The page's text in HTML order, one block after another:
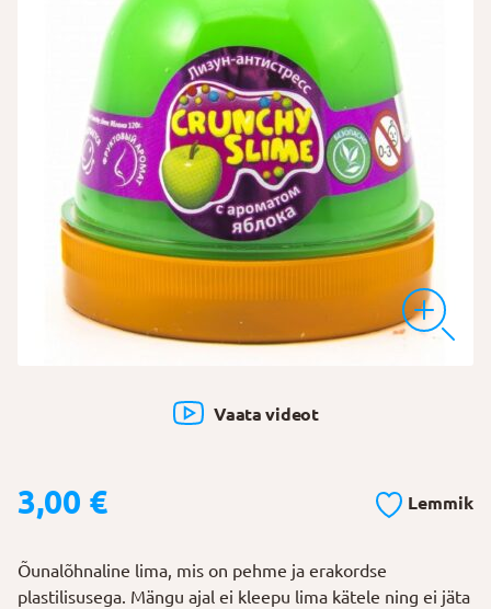
Vaata videot
3,00 € Lemmik
Õunalõhnaline lima, mis on pehme ja erakordse
plastilisusega. Mängu ajal ei kleepu lima kätele ning ei jäta